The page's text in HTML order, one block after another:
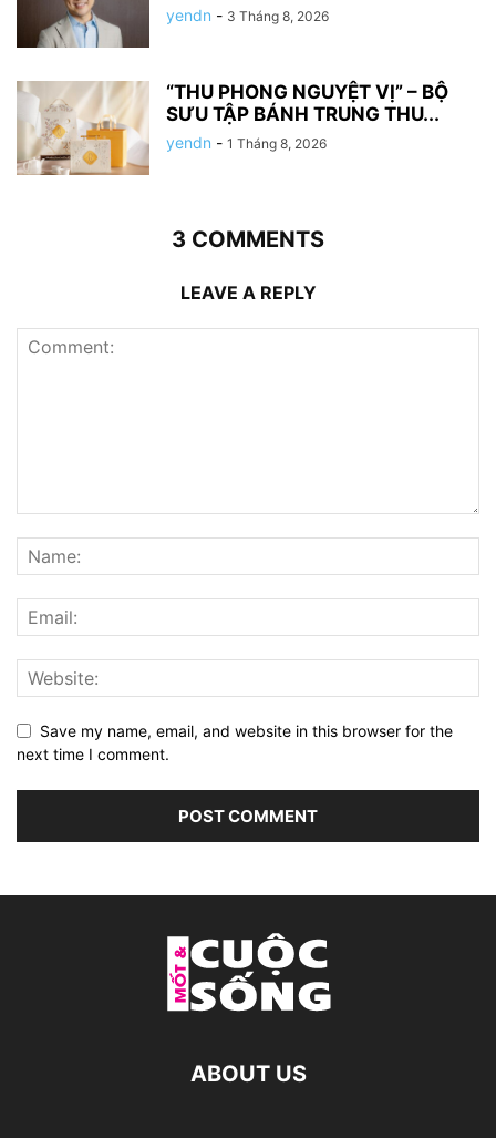
yendn - 3 Tháng 8, 2026
“THU PHONG NGUYỆT VỊ” – BỘ
SƯU TẬP BÁNH TRUNG THU...
yendn - 1 Tháng 8, 2026
3 COMMENTS
LEAVE A REPLY
Save my name, email, and website in this browser for the
next time I comment.
ABOUT US